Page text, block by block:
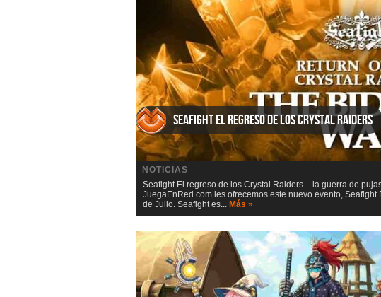
Seafight El regreso de los Crystal Raiders
NOTICIAS
Seafight El regreso de los Crystal Raiders – la guerra de
JuegaEnRed.com les ofrecemos este nuevo evento,
de Julio. Seafight es... Más »